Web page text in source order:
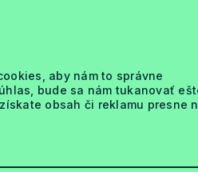
aby nám to správne
bude sa nám tukanovať
obsah či reklamu presne